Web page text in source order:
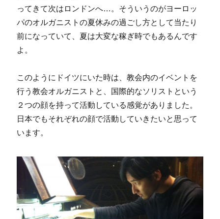
ってきて次はロンドンへ…。そういうのがヨーロッ
パのオルガニストの夏休みの過ごし方として当たり
前になっていて、夏は大変な稼ぎ時でもあるんです
よ。
このようにドイツにいた時は、教会内のイベントを
行う教会オルガニストと、国際的なソリストという
２つの顔を持って活動している感覚がありました。
日本でもそれぞれの顔で活動していきたいと思って
います。